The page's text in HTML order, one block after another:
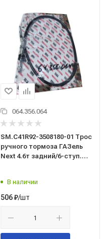
064.356.064
SM.C41R92-3508180-01 Трос
ручного тормоза ГАЗель
Next 4.6т задний/6-ступ.
В наличии
506₽/шт